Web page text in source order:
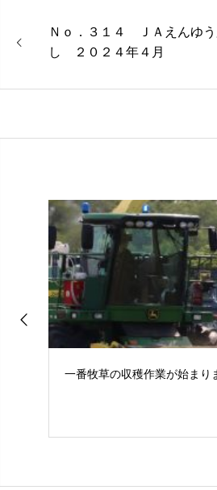
Ｎｏ．３１４ ＪＡえんゆ
し ２０２４年４月
一番牧草の収穫作業が始まり